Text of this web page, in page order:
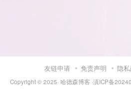
友链申请 免责声明 隐
Copyright © 2025· 哈德森博客 ·滇ICP备